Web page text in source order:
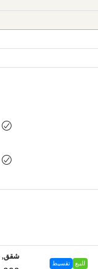
للبيع تقسيط
شقق,